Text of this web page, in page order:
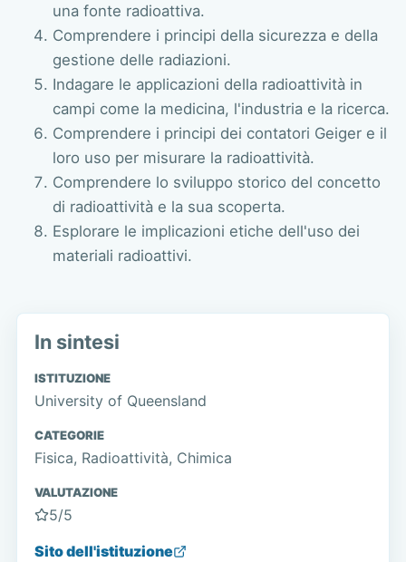
una fonte radioattiva.
Comprendere i principi della sicurezza e della
gestione delle radiazioni.
Indagare le applicazioni della radioattività in
campi come la medicina, l'industria e la ricerca.
Comprendere i principi dei contatori Geiger e il
loro uso per misurare la radioattività.
Comprendere lo sviluppo storico del concetto
di radioattività e la sua scoperta.
Esplorare le implicazioni etiche dell'uso dei
materiali radioattivi.
In sintesi
ISTITUZIONE
University of Queensland
CATEGORIE
Fisica, Radioattività, Chimica
VALUTAZIONE
5/5
Sito dell'istituzione